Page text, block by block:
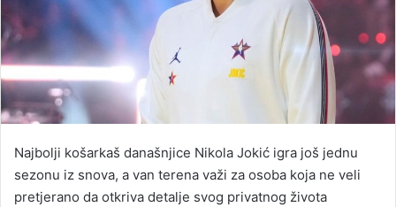
l
Najbolji košarkaš današnjice Nikola Jokić igra još jednu
sezonu iz snova, a van terena važi za osoba koja ne veli
pretjerano da otkriva detalje svog privatnog života